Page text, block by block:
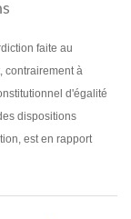
faite au
contrairement à
d'égalité
dispositions
est en rapport